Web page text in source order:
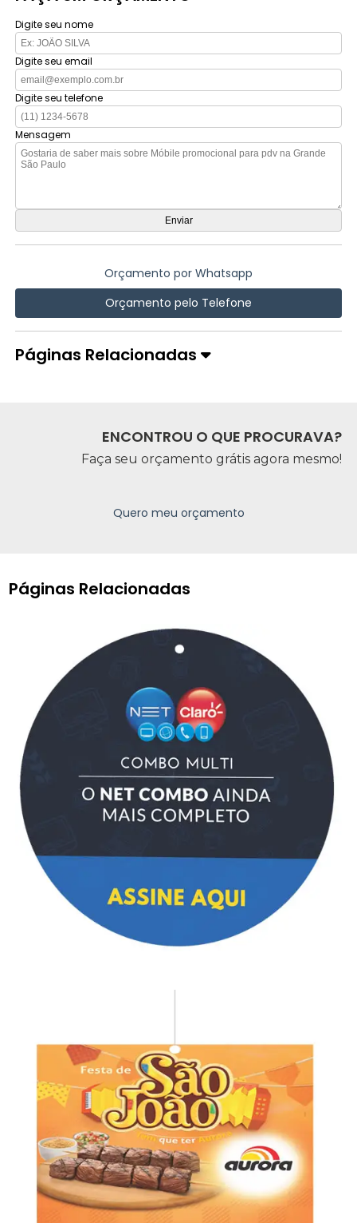
Digite seu nome
Digite seu email
Digite seu telefone
Mensagem
Orçamento por Whatsapp
Orçamento pelo Telefone
Páginas Relacionadas
ENCONTROU O QUE PROCURAVA?
Faça seu orçamento grátis agora mesmo!
Quero meu orçamento
Páginas Relacionadas